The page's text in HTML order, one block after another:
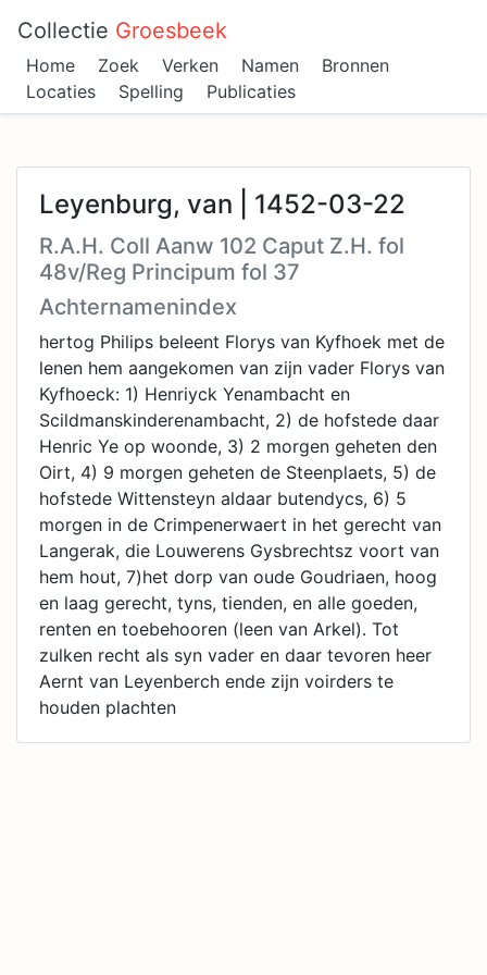
Collectie Groesbeek
Home Zoek Verken Namen
Bronnen
Locaties
Spelling Publicaties
Leyenburg, van | 1452-03-22
R.A.H. Coll Aanw 102 Caput Z.H. fol
48v/Reg Principum fol 37
Achternamenindex
hertog Philips beleent Florys van Kyfhoek met de
lenen hem aangekomen van zijn vader Florys van
Kyfhoeck: 1) Henriyck Yenambacht en
Scildmanskinderenambacht, 2) de hofstede daar
Henric Ye op woonde, 3) 2 morgen geheten den
Oirt, 4) 9 morgen geheten de Steenplaets, 5) de
hofstede Wittensteyn aldaar butendycs, 6) 5
morgen in de Crimpenerwaert in het gerecht van
Langerak, die Louwerens Gysbrechtsz voort van
hem hout, 7)het dorp van oude Goudriaen, hoog
en laag gerecht, tyns, tienden, en alle goeden,
renten en toebehooren (leen van Arkel). Tot
zulken recht als syn vader en daar tevoren heer
Aernt van Leyenberch ende zijn voirders te
houden plachten